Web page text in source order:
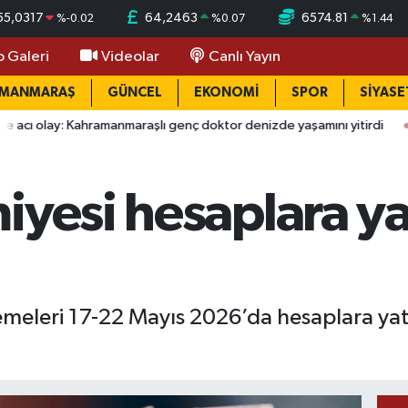
%-0.02 64,2463 %0.07 6574.81 %1.44
Galeri Videolar Canlı Yayın
GÜNCEL EKONOMİ SPOR
genç doktor denizde yaşamını yitirdi 09:58
hesaplara
17-22 Mayıs 2026’da hesaplara